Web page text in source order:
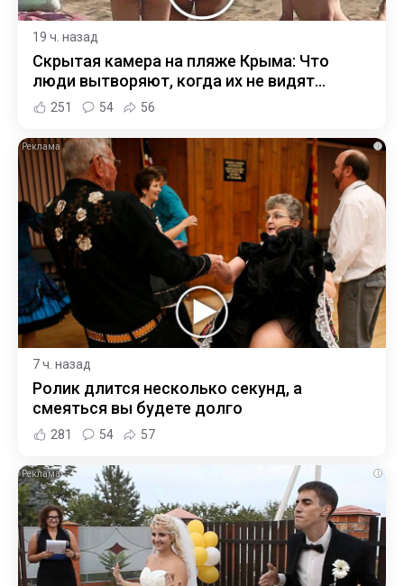
19 ч. назад
Скрытая камера на пляже Крыма: Что
люди вытворяют, когда их не видят...
251 54 56
i
7 ч. назад
Ролик длится несколько секунд, а
смеяться вы будете долго
281 54 57
i